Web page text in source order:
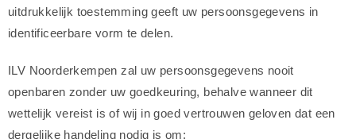
uitdrukkelijk toestemming geeft uw persoonsgegevens in
identificeerbare vorm te delen.
ILV Noorderkempen zal uw persoonsgegevens nooit
openbaren zonder uw goedkeuring, behalve wanneer dit
wettelijk vereist is of wij in goed vertrouwen geloven dat een
dergelijke handeling nodig is om: